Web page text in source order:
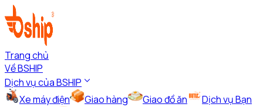
Trang chủ
Về BSHIP
Dịch vụ của BSHIP
Xe máy điện
Giao hàng Giao đồ ăn
Dịch vụ Bạn